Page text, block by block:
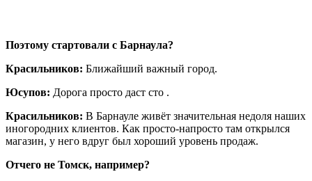
Поэтому стартовали с Барнаула?
Красильников: Ближайший важный город.
Юсупов: Дорога просто даст сто .
Красильников: В Барнауле живёт значительная недоля наших
иногородних клиентов. Как просто-напросто там открылся
магазин, у него вдруг был хороший уровень продаж.
Отчего не Томск, например?